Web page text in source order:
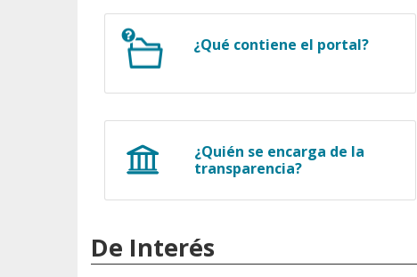
¿Qué contiene el portal?
¿Quién se encarga de la
transparencia?
De Interés